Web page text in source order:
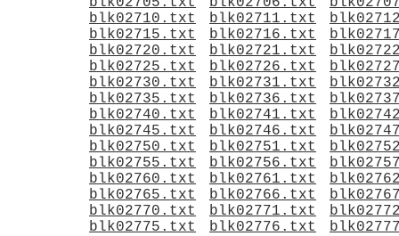
blk02710.txt
blk02711.txt
blk02715.txt
blk02716.txt
blk02720.txt
blk02721.txt
blk02725.txt
blk02726.txt
blk02730.txt
blk02731.txt
blk02735.txt
blk02736.txt
blk02740.txt
blk02741.txt
blk02745.txt
blk02746.txt
blk02750.txt
blk02751.txt
blk02755.txt
blk02756.txt
blk02760.txt
blk02761.txt
blk02765.txt
blk02766.txt
blk02770.txt
blk02771.txt
blk02775.txt
blk02776.txt